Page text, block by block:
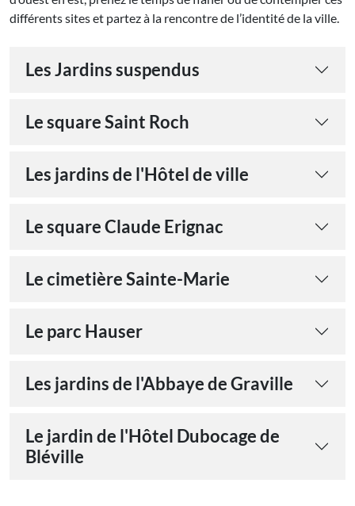
différents sites et partez à la rencontre de l’identité de la ville.
Les Jardins suspendus
Le square Saint Roch
Les jardins de l'Hôtel de ville
Le square Claude Erignac
Le cimetière Sainte-Marie
Le parc Hauser
Les jardins de l'Abbaye de Graville
Le jardin de l'Hôtel Dubocage de
Bléville